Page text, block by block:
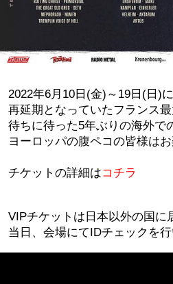
2022年6月10日(金)～19日(日)
再延期となっていたフランス
待ちに待った5年ぶりの海外で
ヨーロッパの腹ペコの皆様は
チケットの詳細はコチラ
VIPチケットは日本以外の国に
当日、会場にてIDチェックを